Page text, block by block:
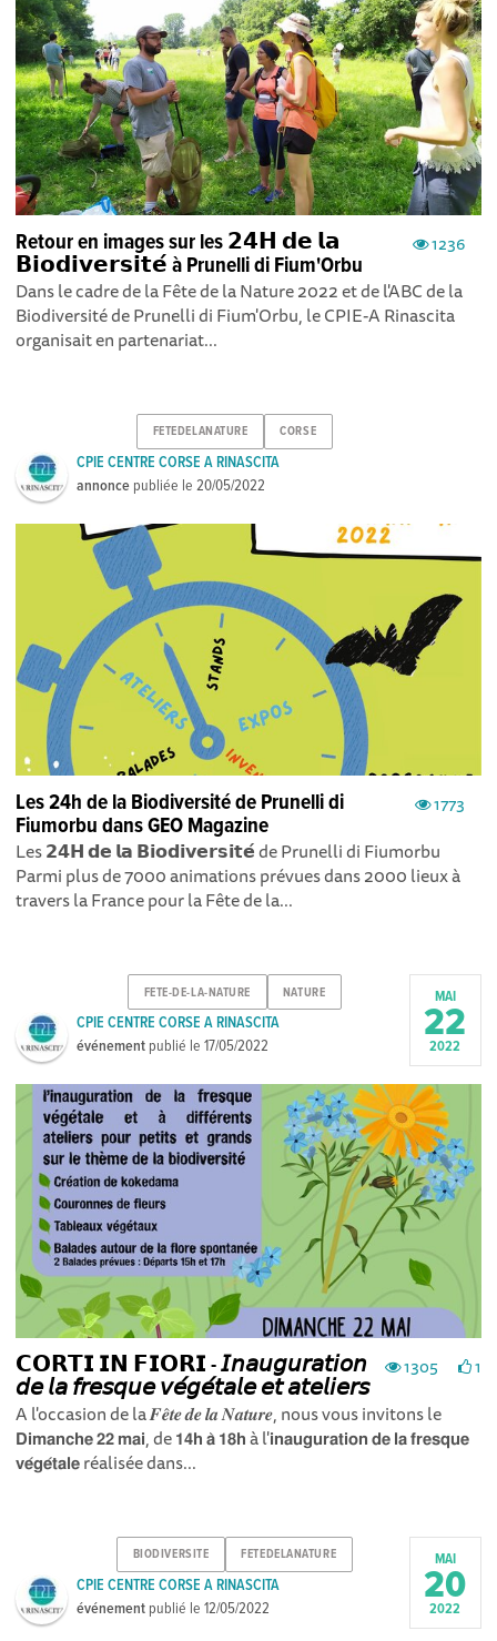
1236
Retour en images sur les 𝟮𝟰𝗛 𝗱𝗲 𝗹𝗮
𝗕𝗶𝗼𝗱𝗶𝘃𝗲𝗿𝘀𝗶𝘁𝗲́ à Prunelli di Fium'Orbu
Dans le cadre de la Fête de la Nature 2022 et de l'ABC de la
Biodiversité de Prunelli di Fium'Orbu, le CPIE-A Rinascita
organisait en partenariat...
FETEDELANATURE CORSE
CPIE CENTRE CORSE A RINASCITA
annonce publiée le20/05/2022
1773
Les 24h de la Biodiversité de Prunelli di
Fiumorbu dans GEO Magazine
Les 𝟮𝟰𝗛 𝗱𝗲 𝗹𝗮 𝗕𝗶𝗼𝗱𝗶𝘃𝗲𝗿𝘀𝗶𝘁𝗲́ de Prunelli di Fiumorbu
Parmi plus de 7000 animations prévues dans 2000 lieux à
travers la France pour la Fête de la...
FETE-DE-LA-NATURE NATURE
CPIE CENTRE CORSE A RINASCITA
événement publié le17/05/2022
MAI
22
2022
1305 1
𝗖𝗢𝗥𝗧𝗜 𝗜𝗡 𝗙𝗜𝗢𝗥𝗜 - 𝘐𝘯𝘢𝘶𝘨𝘶𝘳𝘢𝘵𝘪𝘰𝘯
𝘥𝘦 𝘭𝘢 𝘧𝘳𝘦𝘴𝘲𝘶𝘦 𝘷𝘦́𝘨𝘦́𝘵𝘢𝘭𝘦 𝘦𝘵 𝘢𝘵𝘦𝘭𝘪𝘦𝘳𝘴
A l'occasion de la 𝑭𝒆̂𝒕𝒆 𝒅𝒆 𝒍𝒂 𝑵𝒂𝒕𝒖𝒓𝒆, nous vous invitons le
𝗗𝗶𝗺𝗮𝗻𝗰𝗵𝗲 𝟮𝟮 𝗺𝗮𝗶, de 𝟭𝟰𝗵 𝗮̀ 𝟭𝟴𝗵 à l'𝗶𝗻𝗮𝘂𝗴𝘂𝗿𝗮𝘁𝗶𝗼𝗻 𝗱𝗲 𝗹𝗮 𝗳𝗿𝗲𝘀𝗾𝘂𝗲
𝘃𝗲́𝗴𝗲́𝘁𝗮𝗹𝗲 réalisée dans...
BIODIVERSITE FETEDELANATURE
CPIE CENTRE CORSE A RINASCITA
événement publié le12/05/2022
MAI
20
2022